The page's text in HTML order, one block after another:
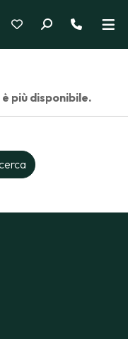
più disponibile.